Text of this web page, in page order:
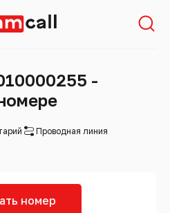
-
Проводная линия
номер